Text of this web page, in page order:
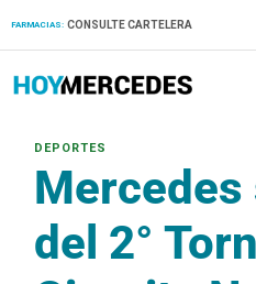
FARMACIAS: CONSULTE CARTELERA
Mercedes
del 2°